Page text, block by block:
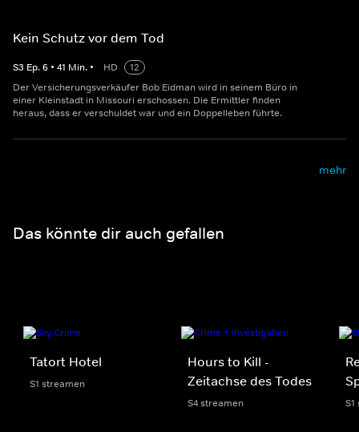
Kein Schutz vor dem Tod
S3 Ep.6 • 41 Min. • HD
12
Der Versicherungsverkäufer Bob Eidman wird in seinem Büro in
einer Kleinstadt in Missouri erschossen. Die Ermittler finden
heraus, dass er verschuldet war und ein Doppelleben führte.
mehr
Das könnte dir auch gefallen
Tatort Hotel
S1 streamen
Hours to Kill -
Zeitachse des Todes
S4 streamen